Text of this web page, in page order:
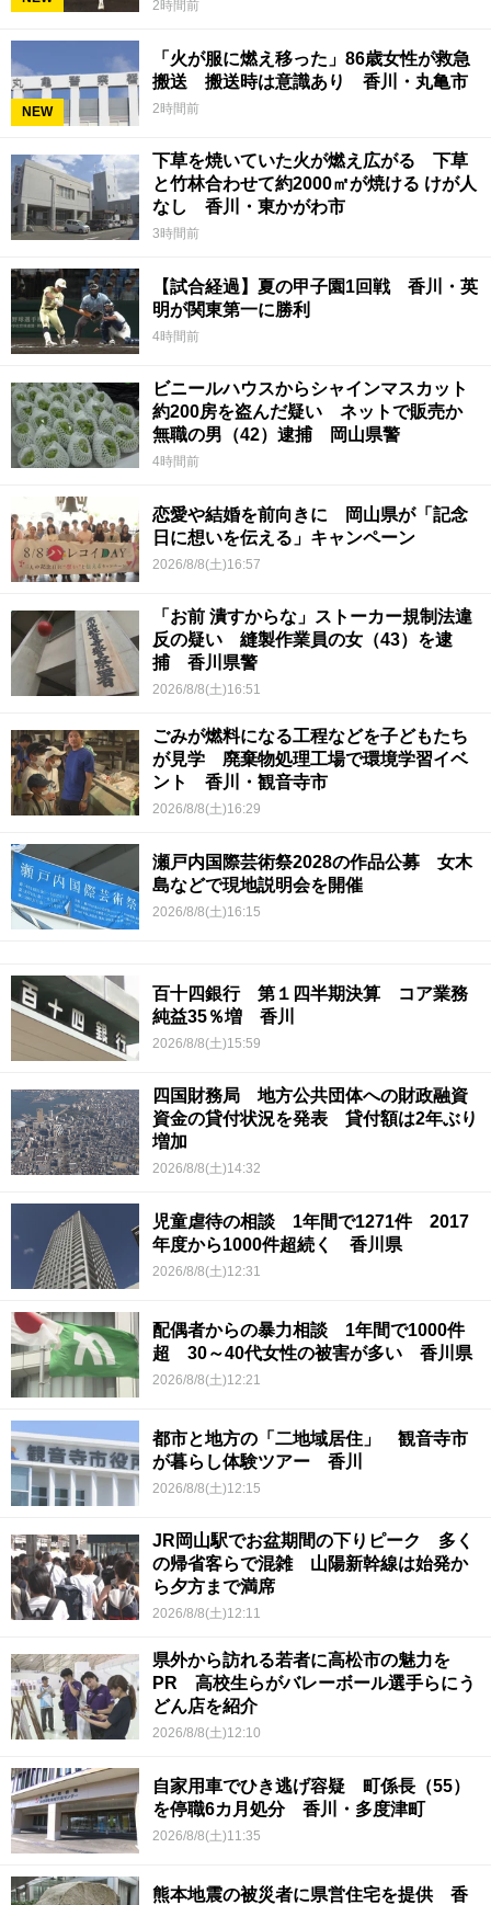
2時間前
NEW
「火が服に燃え移った」86歳女性が救急
搬送 搬送時は意識あり 香川・丸亀市
2時間前
下草を焼いていた火が燃え広がる 下草
と竹林合わせて約2000㎡が焼ける けが人
なし 香川・東かがわ市
3時間前
【試合経過】夏の甲子園1回戦 香川・英
明が関東第一に勝利
4時間前
ビニールハウスからシャインマスカット
約200房を盗んだ疑い ネットで販売か
無職の男（42）逮捕 岡山県警
4時間前
恋愛や結婚を前向きに 岡山県が「記念
日に想いを伝える」キャンペーン
2026/8/8(土)16:57
「お前 潰すからな」ストーカー規制法違
反の疑い 縫製作業員の女（43）を逮
捕 香川県警
2026/8/8(土)16:51
ごみが燃料になる工程などを子どもたち
が見学 廃棄物処理工場で環境学習イベ
ント 香川・観音寺市
2026/8/8(土)16:29
瀬戸内国際芸術祭2028の作品公募 女木
島などで現地説明会を開催
2026/8/8(土)16:15
百十四銀行 第１四半期決算 コア業務
純益35％増 香川
2026/8/8(土)15:59
四国財務局 地方公共団体への財政融資
資金の貸付状況を発表 貸付額は2年ぶり
増加
2026/8/8(土)14:32
児童虐待の相談 1年間で1271件 2017
年度から1000件超続く 香川県
2026/8/8(土)12:31
配偶者からの暴力相談 1年間で1000件
超 30～40代女性の被害が多い 香川県
2026/8/8(土)12:21
都市と地方の「二地域居住」 観音寺市
が暮らし体験ツアー 香川
2026/8/8(土)12:15
JR岡山駅でお盆期間の下りピーク 多く
の帰省客らで混雑 山陽新幹線は始発か
ら夕方まで満席
2026/8/8(土)12:11
県外から訪れる若者に高松市の魅力を
PR 高校生らがバレーボール選手らにう
どん店を紹介
2026/8/8(土)12:10
自家用車でひき逃げ容疑 町係長（55）
を停職6カ月処分 香川・多度津町
2026/8/8(土)11:35
熊本地震の被災者に県営住宅を提供 香